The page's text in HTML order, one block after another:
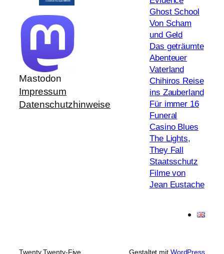
Mastodon
Impressum
Datenschutzhinweise
Ghost School
Von Scham
und Geld
Das geträumte
Abenteuer
Vaterland
Chihiros Reise
ins Zauberland
Für immer 16
Funeral
Casino Blues
The Lights,
They Fall
Staatsschutz
Filme von
Jean Eustache
Twenty Twenty-Five Gestaltet mit WordPress